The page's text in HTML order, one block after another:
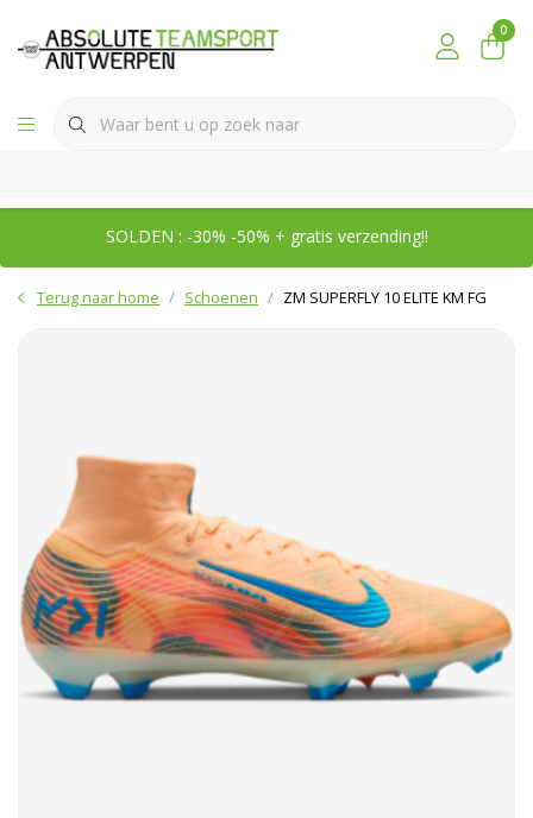
0
SOLDEN : -30% -50% + gratis verzending!!
Terug naar home Schoenen ZM SUPERFLY 10 ELITE KM FG